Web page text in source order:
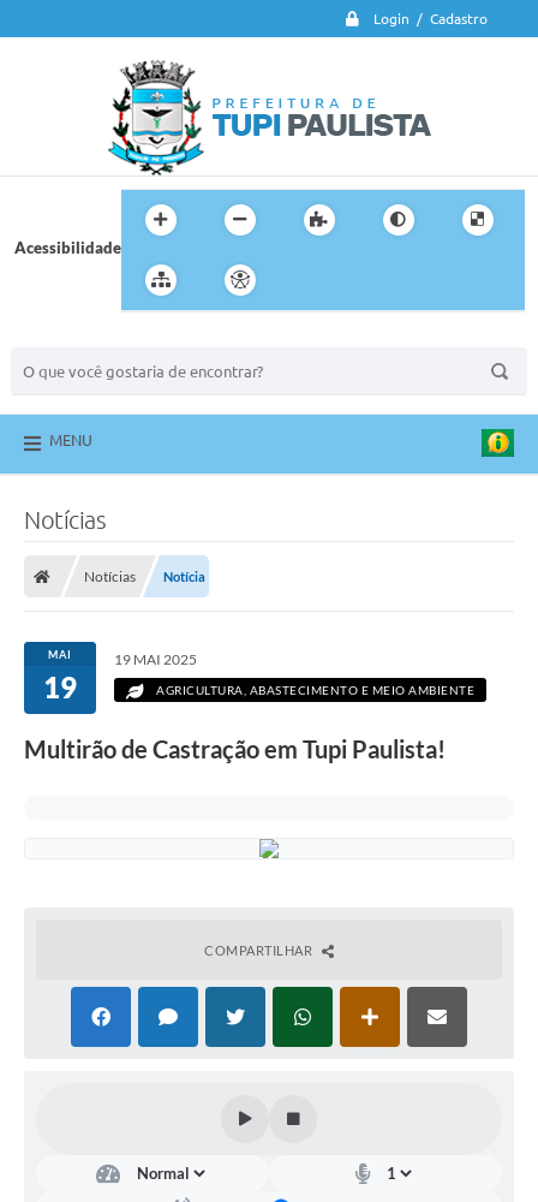
Login / Cadastro
Acessibilidade
MENU
Notícias
Notícias Notícia
MAI
19
19 MAI 2025
AGRICULTURA, ABASTECIMENTO E MEIO AMBIENTE
Multirão de Castração em Tupi Paulista!
COMPARTILHAR